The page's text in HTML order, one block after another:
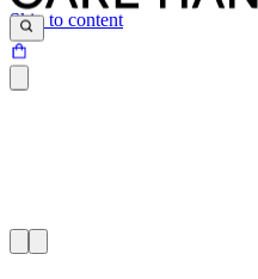
Skip to content